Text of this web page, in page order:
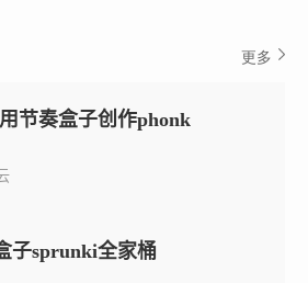
更多
节奏盒子创作phonk
子sprunki全家桶